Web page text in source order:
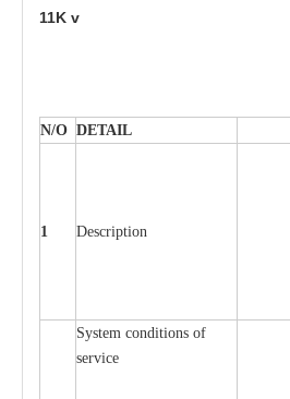
11K v
N/O DETAIL
1 Description
System conditions of
service